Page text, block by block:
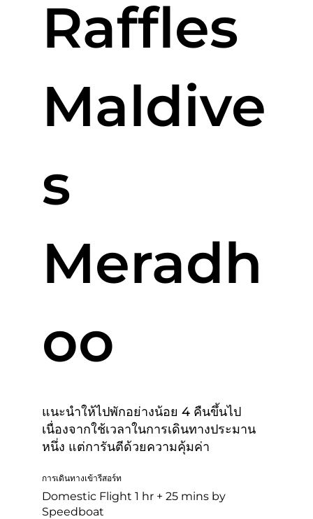
แนะนำให้ไปพักอย่างน้อย 4 คืนขึ้นไป
เนื่องจากใช้เวลาในการเดินทางประมาน
หนึ่ง แต่การันตีด้วยความคุ้มค่า
Raffles
Maldive
s
Meradh
oo
Domestic Flight 1 hr + 25 mins by
Speedboat
การเดินทางเข้ารีสอร์ท